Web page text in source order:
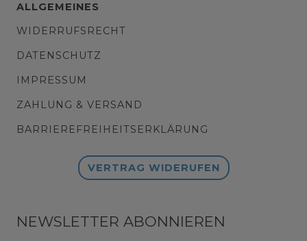
ALLGEMEINES
WIDERRUFSRECHT
DATENSCHUTZ
IMPRESSUM
ZAHLUNG & VERSAND
BARRIEREFREIHEITSERKLÄRUNG
VERTRAG WIDERUFEN
NEWSLETTER ABONNIEREN